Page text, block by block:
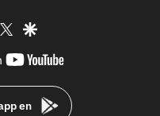
twittergoogle
youtube-
en